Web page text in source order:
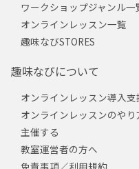
ワークショップジャンル一
オンラインレッスン一覧
趣味なびSTORES
趣味なびについて
オンラインレッスン導入
オンラインレッスンのや
主催する
教室運営者の方へ